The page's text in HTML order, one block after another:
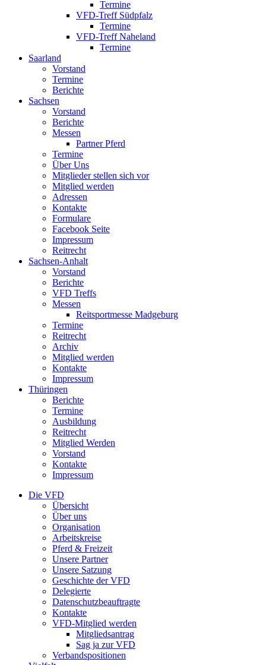
Termine
VFD-Treff Südpfalz
Termine
VFD-Treff Naheland
Termine
Saarland
Vorstand
Termine
Berichte
Sachsen
Vorstand
Berichte
Messen
Partner Pferd
Termine
Über Uns
Mitglieder stellen sich vor
Mitglied werden
Adressen
Kontakte
Formulare
Facebook Seite
Impressum
Reitrecht
Sachsen-Anhalt
Vorstand
Berichte
VFD Treffs
Messen
Reitsportmesse Madgeburg
Termine
Reitrecht
Archiv
Mitglied werden
Kontakte
Impressum
Thüringen
Berichte
Termine
Ausbildung
Reitrecht
Mitglied Werden
Vorstand
Kontakte
Impressum
Die VFD
Übersicht
Über uns
Organisation
Arbeitskreise
Pferd & Freizeit
Unsere Partner
Unsere Satzung
Geschichte der VFD
Delegierte
Datenschutzbeauftragte
Kontakte
VFD-Mitglied werden
Mitgliedsantrag
Sag ja zur VFD
Verbandspositionen